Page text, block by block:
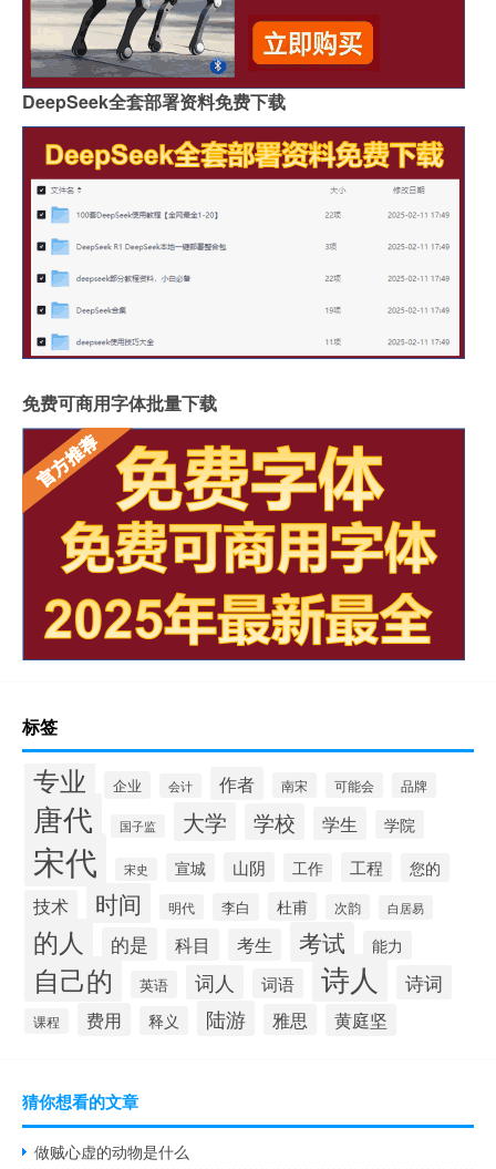
DeepSeek全套部署资料免费下载
免费可商用字体批量下载
标签
专业 企业 会计 作者 南宋 可能会 品牌
唐代 国子监 大学 学校 学生 学院
宋代 宋史 宣城 山阴 工作 工程 您的
技术 时间 明代 李白 杜甫 次韵 白居易
的人 的是 科目 考生 考试 能力
自己的 英语 词人 词语 诗人 诗词
课程 费用 释义 陆游 雅思 黄庭坚
猜你想看的文章
做贼心虚的动物是什么